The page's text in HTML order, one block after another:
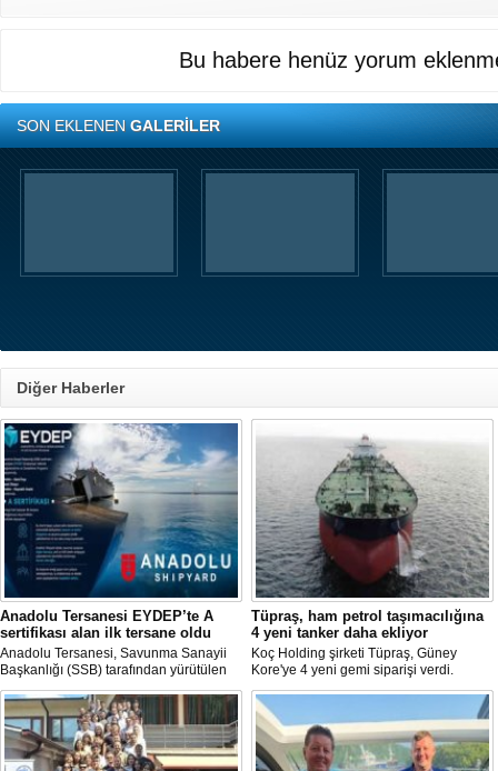
Bu habere henüz yorum
SON EKLENENGALERİLER
Diğer Haberler
Anadolu Tersanesi EYDEP’te A
sertifikası alan ilk tersane oldu
Anadolu Tersanesi, Savunma Sanayii
Başkanlığı (SSB) tarafından yürütülen
Endüstriyel Yetkinlik Değerlendirme ve
Destekleme Programı
(EYDEP)kapsamında, A Sertifikası
almaya hak kazanan ilk tersane oldu.
Tüpraş, ham petrol taşımacılığına
4 yeni tanker daha ekliyor
Koç Holding şirketi Tüpraş, Güney
Kore'ye 4 yeni gemi siparişi verdi.
Toplam yatırım tutarı 370 milyon doları
aşan, her biri yaklaşık 157.000 DWT
taşıma kapasitesine sahip tankerlerin
2029 yılı içerisinde teslim alınması
planlanıyor.